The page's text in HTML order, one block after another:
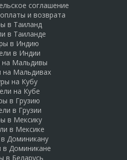
соглашение
и возврата
в Таиланд
в Таиланде
в Индию
в Индии
на Мальдивы
на Мальдивах
на Кубу
на Кубе
в Грузию
в Грузии
в Мексику
в Мексике
Доминикану
в Доминикане
в Беларусь